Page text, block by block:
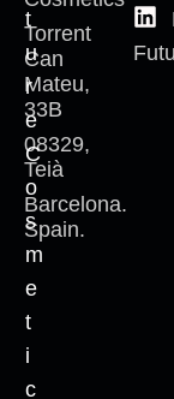
Torrent
Can
Mateu,
33B
08329,
Teià
Barcelona.
Spain.
t
u
r
e
C
o
s
m
e
t
i
c